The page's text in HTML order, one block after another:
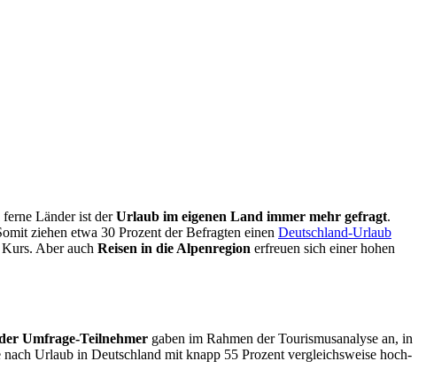
Länder ist derUrlaub im eigenen Land immer mehr gefragt.
ziehen etwa 30 Prozent der Befragten einen Deutschland-Urlaub
Aber auch Reisen in die Alpenregion erfreuen sich einer hohen
Umfrage-Teilnehmer gaben im Rahmen der Tourismusanalyse an, in
Urlaub in Deutschland mit knapp 55 Prozent vergleichsweise hoch-